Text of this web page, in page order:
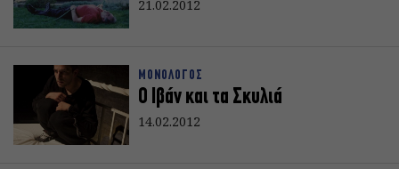
21.02.2012
ΜΟΝΟΛΟΓΟΣ
Ο Ιβάν και τα Σκυλιά
14.02.2012